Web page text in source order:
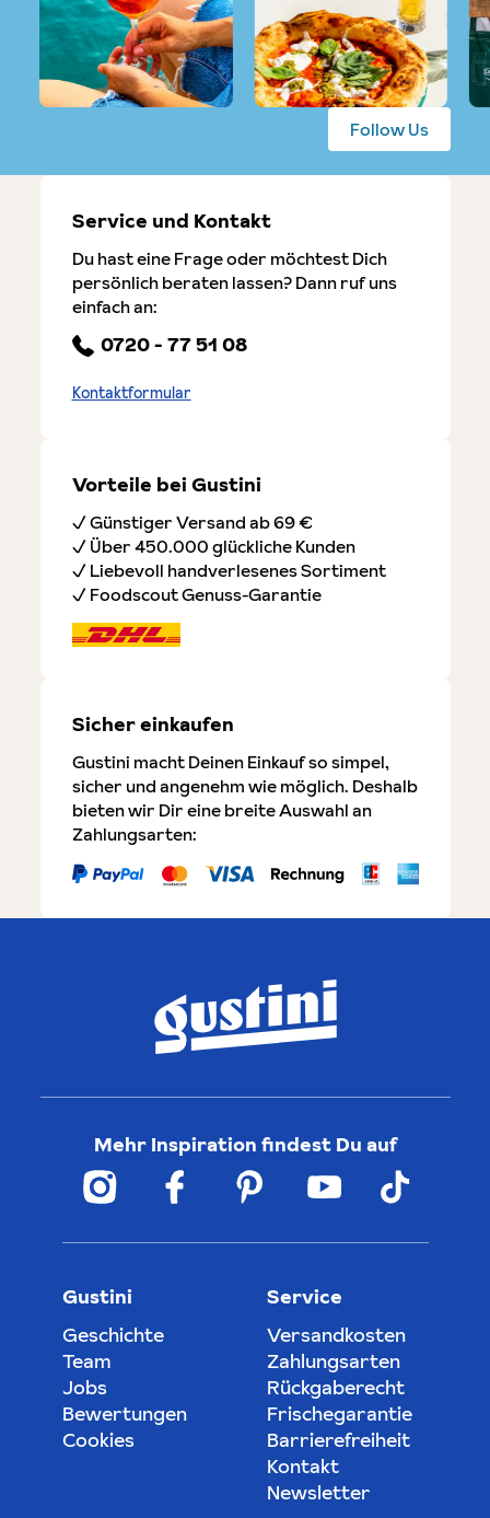
Follow Us
Service und Kontakt
Du hast eine Frage oder möchtest Dich
persönlich beraten lassen? Dann ruf uns
einfach an:
0720 - 77 51 08
Kontaktformular
Vorteile bei Gustini
✓ Günstiger Versand ab 69 €
✓ Über 450.000 glückliche Kunden
✓ Liebevoll handverlesenes Sortiment
✓ Foodscout Genuss-Garantie
Sicher einkaufen
Gustini macht Deinen Einkauf so simpel,
sicher und angenehm wie möglich. Deshalb
bieten wir Dir eine breite Auswahl an
Zahlungsarten:
Mehr Inspiration findest Du auf
Gustini
Geschichte
Team
Jobs
Bewertungen
Cookies
Service
Versandkosten
Zahlungsarten
Rückgaberecht
Frischegarantie
Barrierefreiheit
Kontakt
Newsletter